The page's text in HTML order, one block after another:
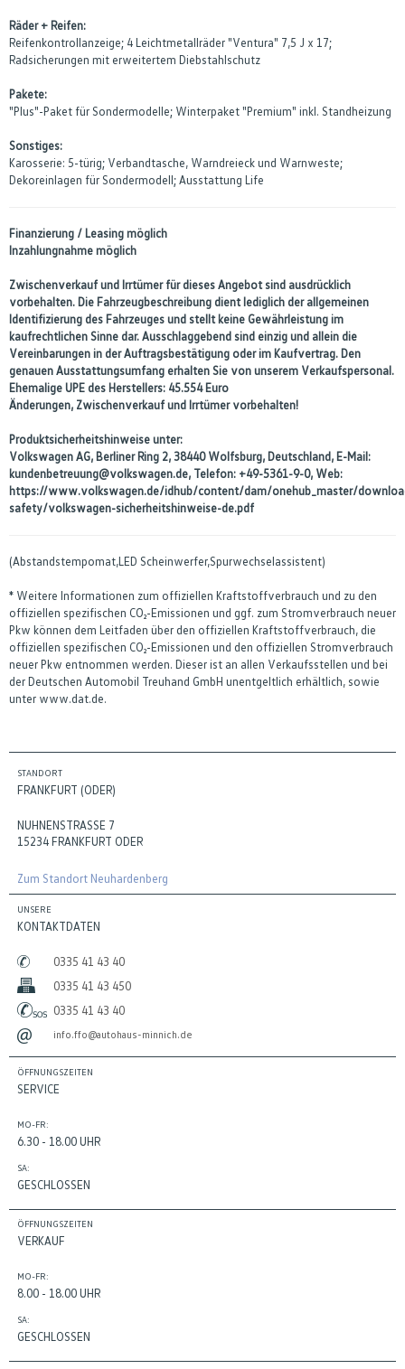
Räder + Reifen:
Reifenkontrollanzeige; 4 Leichtmetallräder "Ventura" 7,5 J x 17;
Radsicherungen mit erweitertem Diebstahlschutz
Pakete:
"Plus"-Paket für Sondermodelle; Winterpaket "Premium" inkl. Standheizung
Sonstiges:
Karosserie: 5-türig; Verbandtasche, Warndreieck und Warnweste;
Dekoreinlagen für Sondermodell; Ausstattung Life
Finanzierung / Leasing möglich
Inzahlungnahme möglich
Zwischenverkauf und Irrtümer für dieses Angebot sind ausdrücklich
vorbehalten. Die Fahrzeugbeschreibung dient lediglich der allgemeinen
Identifizierung des Fahrzeuges und stellt keine Gewährleistung im
kaufrechtlichen Sinne dar. Ausschlaggebend sind einzig und allein die
Vereinbarungen in der Auftragsbestätigung oder im Kaufvertrag. Den
genauen Ausstattungsumfang erhalten Sie von unserem Verkaufspersonal.
Ehemalige UPE des Herstellers: 45.554 Euro
Änderungen, Zwischenverkauf und Irrtümer vorbehalten!
Produktsicherheitshinweise unter:
Volkswagen AG, Berliner Ring 2, 38440 Wolfsburg, Deutschland, E-Mail:
kundenbetreuung@volkswagen.de, Telefon: +49-5361-9-0, Web:
https://www.volkswagen.de/idhub/content/dam/onehub_master/
safety/volkswagen-sicherheitshinweise-de.pdf
(Abstandstempomat,LED Scheinwerfer,Spurwechselassistent)
* Weitere Informationen zum offiziellen Kraftstoffverbrauch und zu den
offiziellen spezifischen CO₂-Emissionen und ggf. zum Stromverbrauch neuer
Pkw können dem Leitfaden über den offiziellen Kraftstoffverbrauch, die
offiziellen spezifischen CO₂-Emissionen und den offiziellen Stromverbrauch
neuer Pkw entnommen werden. Dieser ist an allen Verkaufsstellen und bei
der Deutschen Automobil Treuhand GmbH unentgeltlich erhältlich, sowie
unter www.dat.de.
STANDORT
FRANKFURT (ODER)
NUHNENSTRASSE 7
15234 FRANKFURT ODER
Zum Standort Neuhardenberg
UNSERE
KONTAKTDATEN
0335 41 43 40
0335 41 43 450
0335 41 43 40
info.ffo@autohaus-minnich.de
ÖFFNUNGSZEITEN
SERVICE
MO-FR:
6.30 - 18.00 UHR
SA:
GESCHLOSSEN
ÖFFNUNGSZEITEN
VERKAUF
MO-FR:
8.00 - 18.00 UHR
SA:
GESCHLOSSEN